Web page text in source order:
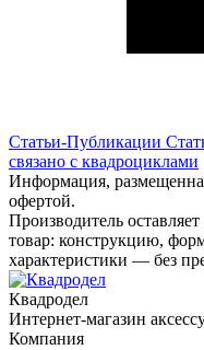
Статьи-Публикации
связано с квадроциклами
Информация,
офертой.
Производитель
товар: конструкцию,
характеристики — без
Квадродел
Интернет-магазин
Компания